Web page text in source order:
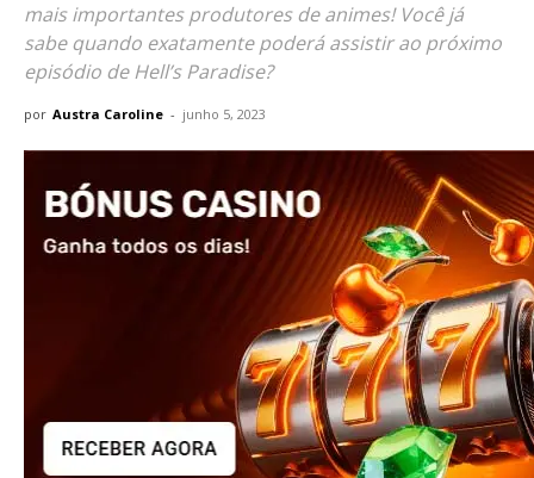
mais importantes produtores de animes! Você já
sabe quando exatamente poderá assistir ao próximo
episódio de Hell’s Paradise?
por Austra Caroline - junho 5, 2023